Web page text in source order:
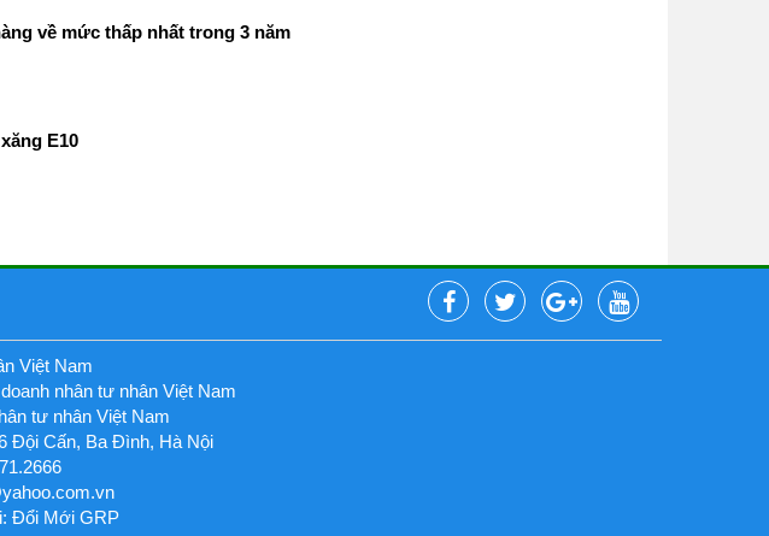
về mức thấp nhất trong 3 năm
E10
Việt Nam
nhân tư nhân Việt Nam
tư nhân Việt Nam
Đội Cấn, Ba Đình, Hà Nội
Đổi Mới GRP